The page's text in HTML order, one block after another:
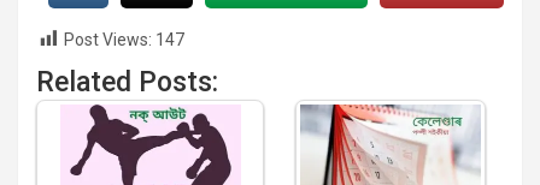
Post Views: 147
Related Posts: